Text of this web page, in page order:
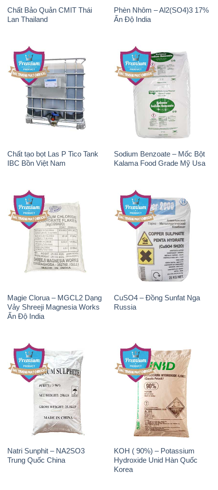
Chất Bảo Quản CMIT Thái
Lan Thailand
Phèn Nhôm – Al2(SO4)3 17%
Ấn Độ India
Chất tạo bọt Las P Tico Tank
IBC Bồn Việt Nam
Sodium Benzoate – Mốc Bột
Kalama Food Grade Mỹ Usa
Magie Clorua – MGCL2 Dạng
Vảy Shreeji Magnesia Works
Ấn Độ India
CuSO4 – Đồng Sunfat Nga
Russia
Natri Sunphit – NA2SO3
Trung Quốc China
KOH ( 90%) – Potassium
Hydroxide Unid Hàn Quốc
Korea